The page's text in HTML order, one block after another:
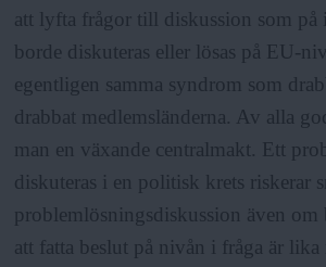
att lyfta frågor till diskussion som
borde diskuteras eller lösas på EU-
egentligen samma syndrom som
drabbat medlemsländerna. Av alla
man en växande centralmakt. Ett
diskuteras i en politisk krets riskerar
problemlösningsdiskussion även om
att fatta beslut på nivån i fråga är